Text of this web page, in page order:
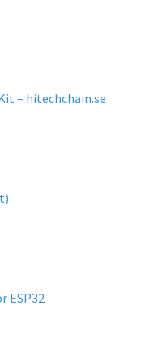
– hitechchain.se
ESP32